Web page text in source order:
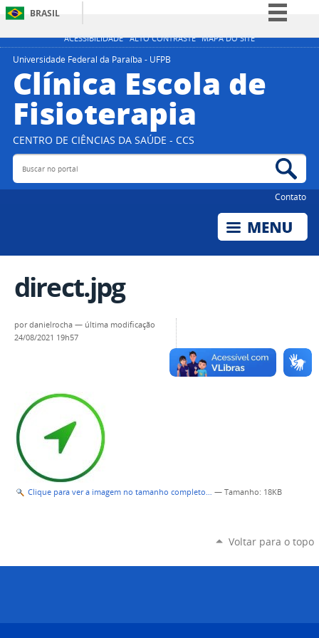
ACESSIBILIDADE ALTO CONTRASTE MAPA DO SITE
BRASIL
Simplifique!
Participe
Universidade Federal da Paraíba - UFPB
Clínica Escola de
Fisioterapia
CENTRO DE CIÊNCIAS DA SAÚDE - CCS
Buscar no portal
Contato
direct.jpg
pordanielrocha — última modificação
24/08/2021 19h57
Clique para ver a imagem no tamanho completo… — Tamanho: 18KB
Voltar para o topo